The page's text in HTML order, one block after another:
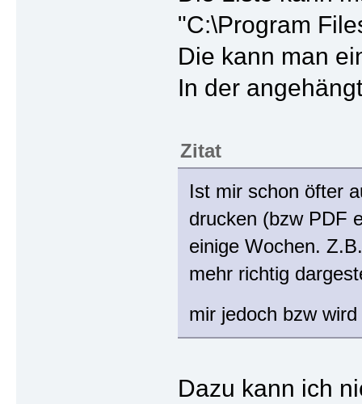
"C:\Program
Die kann man
In der
Zitat
Ist mir schon öfter
drucken (bzw PDF
einige Wochen.
mehr richtig
mir jedoch bzw
Dazu kann ich